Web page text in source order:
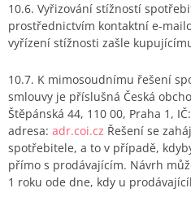
10.6. Vyřizování stížností
prostřednictvím kontaktní e-
vyřízení stížnosti zašle
10.7. K mimosoudnímu řešení
smlouvy je příslušná Česká
Štěpánská 44, 110 00, Praha 1,
adresa: adr.coi.cz Řešení se
spotřebitele, a to v případě,
přímo s prodávajícím. Návrh
1 roku ode dne, kdy u